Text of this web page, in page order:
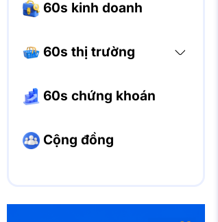
60s kinh doanh
60s thị trường
60s chứng khoán
Cộng đồng